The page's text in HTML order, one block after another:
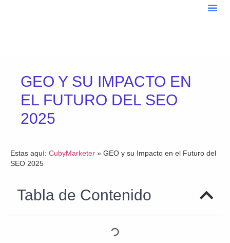
GEO Y SU IMPACTO EN
EL FUTURO DEL SEO
2025
Estas aquí: CubyMarketer » GEO y su Impacto en el Futuro del
SEO 2025
Tabla de Contenido